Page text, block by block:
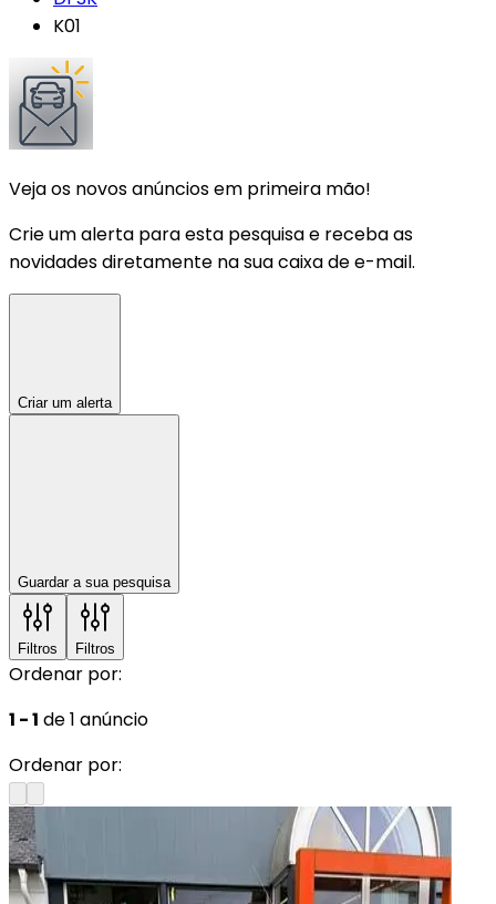
K01
Veja os novos anúncios em primeira mão!
Crie um alerta para esta pesquisa e receba as
novidades diretamente na sua caixa de e-mail.
Criar um alerta
Guardar a sua pesquisa
Filtros Filtros
Ordenar por:
1 - 1 de 1 anúncio
Ordenar por: